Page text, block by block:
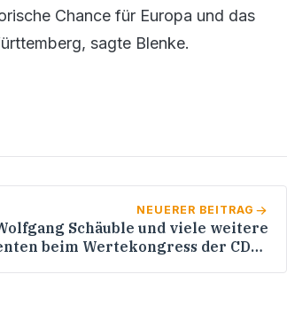
Chance für Europa und das
sagte Blenke.
NEUERER BEITRAG
Schäuble und viele weitere
beim Wertekongress der CDU-